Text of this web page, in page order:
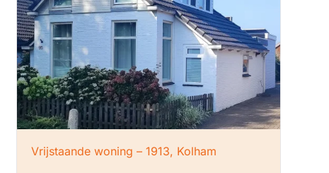
Vrijstaande woning – 1913, Kolham